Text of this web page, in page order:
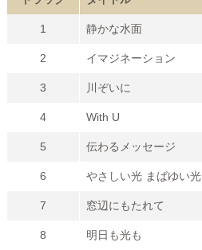
1 静かな水面
2 イマジネーション
3 川ぞいに
4 With U
5 伝わるメッセージ
6 やさしい光 まばゆい光
7 窓辺にもたれて
8 明日も光も